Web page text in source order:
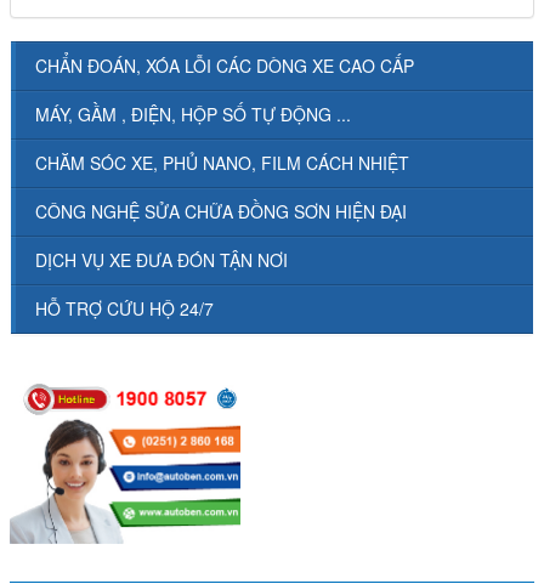
CHẨN ĐOÁN, XÓA LỖI CÁC DÒNG XE CAO CẤP
MÁY, GẦM , ĐIỆN, HỘP SỐ TỰ ĐỘNG ...
CHĂM SÓC XE, PHỦ NANO, FILM CÁCH NHIỆT
CÔNG NGHỆ SỬA CHỮA ĐỒNG SƠN HIỆN ĐẠI
DỊCH VỤ XE ĐƯA ĐÓN TẬN NƠI
HỖ TRỢ CỨU HỘ 24/7